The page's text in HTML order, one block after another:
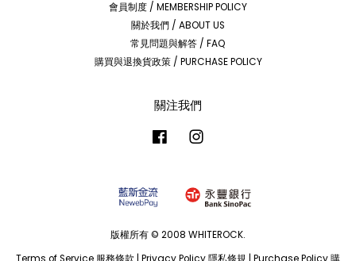
會員制度 / MEMBERSHIP POLICY
關於我們 / ABOUT US
常見問題與解答 / FAQ
購買與退換貨政策 / PURCHASE POLICY
關注我們
Facebook
版權所有 © 2008 WHITEROCK.